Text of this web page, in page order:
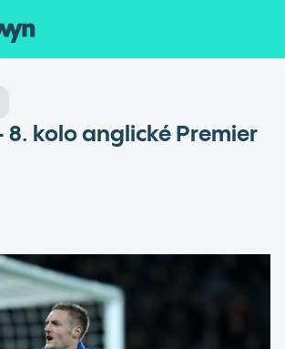
8. kolo anglické Premier